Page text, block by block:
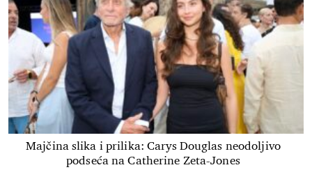
Majčina slika i prilika: Carys Douglas neodoljivo
podseća na Catherine Zeta-Jones